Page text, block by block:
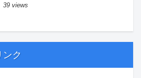
39 views
ンク